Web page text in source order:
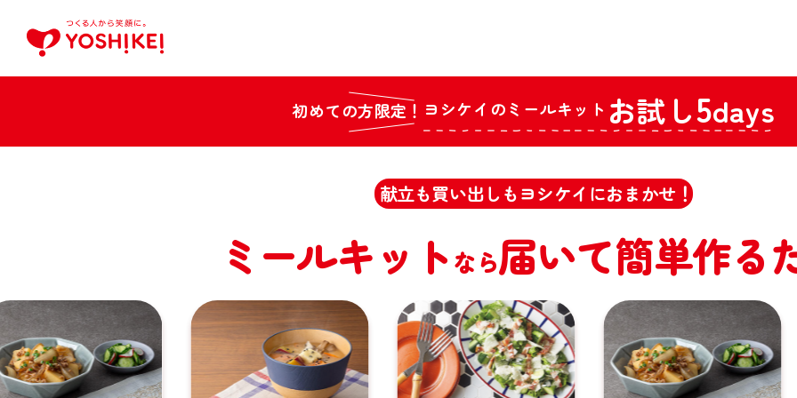
初めての方限定！ ヨシケイのミールキット お試し5days
献立も買い出しもヨシケイにおまかせ！
ミールキット なら届いて簡単作る